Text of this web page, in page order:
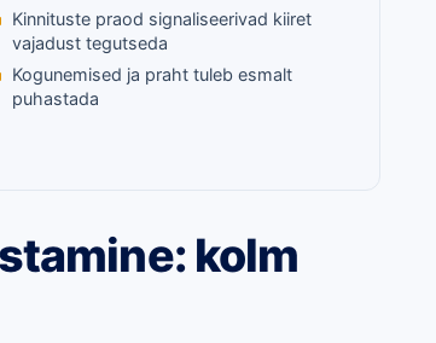
Kinnituste praod signaliseerivad kiiret
vajadust tegutseda
Kogunemised ja praht tuleb esmalt
puhastada
kolm